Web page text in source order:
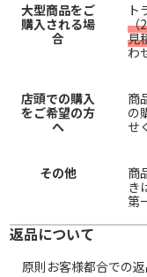
大型商品をご
購入される場
合
ト
（
見
わ
店頭での購入
をご希望の方
へ
商
の
せ
その他
商
き
第
返品について
原則お客様都合での